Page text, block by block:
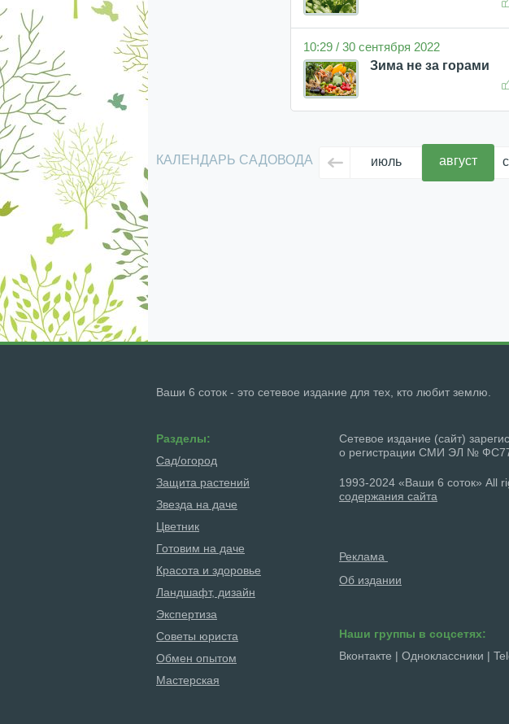
10:29 / 30 сентября 2022
Зима не за горами
КАЛЕНДАРЬ САДОВОДА июль август
Ваши 6 соток - это сетевое издание для тех, кто любит землю.
Разделы:
Сад/огород
Защита растений
Звезда на даче
Цветник
Готовим на даче
Красота и здоровье
Ландшафт, дизайн
Экспертиза
Советы юриста
Обмен опытом
Мастерская
Сетевое издание (сайт)
о регистрации СМИ ЭЛ №
1993-2024 «Ваши 6 соток» All
содержания сайта
Реклама
Об издании
Наши группы в соцсетях:
Вконтакте | Одноклассники |